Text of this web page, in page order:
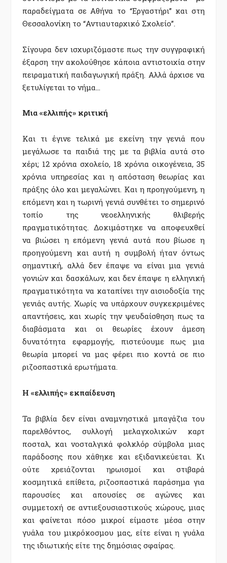
παραδείγματα σε Αθήνα το “Εργαστήρι” και στη
Θεσσαλονίκη το “Αντιαυταρχικό Σχολείο”.
Σίγουρα δεν ισχυριζόμαστε πως την συγγραφική
έξαρση την ακολούθησε κάποια αντιστοιχία στην
πειραματική παιδαγωγική πράξη. Αλλά άρχισε να
ξετυλίγεται το νήμα…
Μια «ελλιπής» κριτική
Και τι έγινε τελικά με εκείνη την γενιά που
μεγάλωσε τα παιδιά της με τα βιβλία αυτά στο
χέρι; 12 χρόνια σχολείο, 18 χρόνια οικογένεια, 35
χρόνια υπηρεσίας και η απόσταση θεωρίας και
πράξης όλο και μεγαλώνει. Και η προηγούμενη, η
επόμενη και η τωρινή γενιά συνθέτει το σημερινό
τοπίο της νεοελληνικής θλιβερής
πραγματικότητας. Δοκιμάστηκε να αποφευχθεί
να βιώσει η επόμενη γενιά αυτά που βίωσε η
προηγούμενη και αυτή η συμβολή ήταν όντως
σημαντική, αλλά δεν έπαψε να είναι μια γενιά
γονιών και δασκάλων, και δεν έπαψε η ελληνική
πραγματικότητα να καταπίνει την αισιοδοξία της
γενιάς αυτής. Χωρίς να υπάρχουν συγκεκριμένες
απαντήσεις, και χωρίς την ψευδαίσθηση πως τα
διαβάσματα και οι θεωρίες έχουν άμεση
δυνατότητα εφαρμογής, πιστεύουμε πως μια
θεωρία μπορεί να μας φέρει πιο κοντά σε πιο
ριζοσπαστικά ερωτήματα.
Η «ελλιπής» εκπαίδευση
Τα βιβλία δεν είναι αναμνηστικά μπαγάζια του
παρελθόντος, συλλογή μελαγχολικών καρτ
ποσταλ, και νοσταλγικά φολκλόρ σύμβολα μιας
παράδοσης που χάθηκε και εξιδανικεύεται. Κι
ούτε χρειάζονται ηρωισμοί και στιβαρά
κοσμητικά επίθετα, ριζοσπαστικά παράσημα για
παρουσίες και απουσίες σε αγώνες και
συμμετοχή σε αντιεξουσιαστικούς χώρους, μιας
και φαίνεται πόσο μικροί είμαστε μέσα στην
γυάλα του μικρόκοσμου μας, είτε είναι η γυάλα
της ιδιωτικής είτε της δημόσιας σφαίρας.